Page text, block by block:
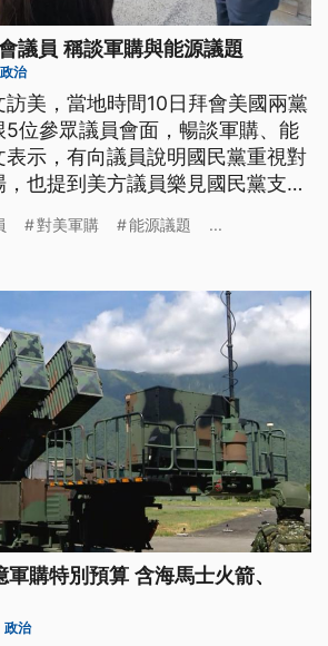
議員 稱談軍購與能源議題
政治
訪美，當地時間10日拜會美國兩黨
5位參眾議員會面，暢談軍購、能
示，有向議員說明國民黨重視對
也提到美方議員樂見國民黨支持
知取消行程。接下來鄭麗文11日預
對美軍購 能源議題 ...
購特別預算 含海馬士火箭、
政治